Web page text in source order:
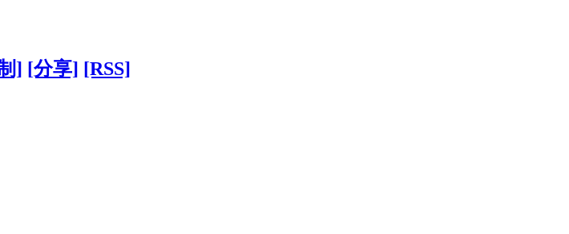
] [分享] [RSS]